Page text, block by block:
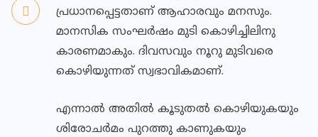
പ്രധാനപ്പെട്ടതാണ് ആഹാരവും മനസും.
മാനസിക സംഘര്‍ഷം മുടി കൊഴിച്ചിലിനു
കാരണമാകും. ദിവസവും നൂറു മുടിവരെ
കൊഴിയുന്നത് സ്വഭാവികമാണ്.
എന്നാല്‍ അതില്‍ കൂടുതല്‍ കൊഴിയുകയും
ശിരോചര്‍മം പുറത്തു കാണുകയും